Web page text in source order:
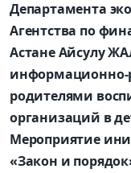
Департамента
Агентства по
Астане Айсулу
информационно-
родителями
организаций в
Мероприятие
«Закон и